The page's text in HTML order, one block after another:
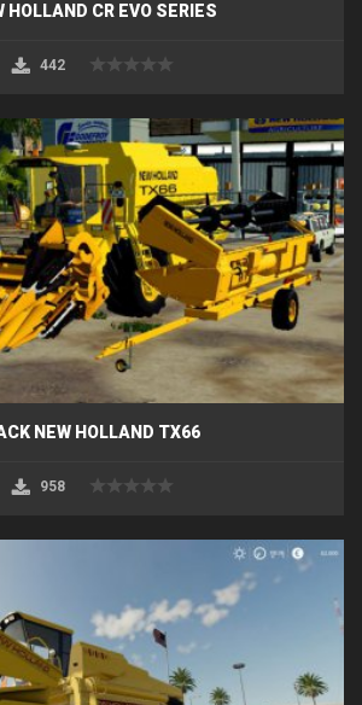
HOLLAND CR EVO SERIES
442
NEW HOLLAND TX66
958